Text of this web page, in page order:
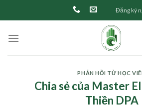
to
Đăng ký
PHẢN HỒI TỪ HỌC
Chia sẻ của Master
Thiền DPA